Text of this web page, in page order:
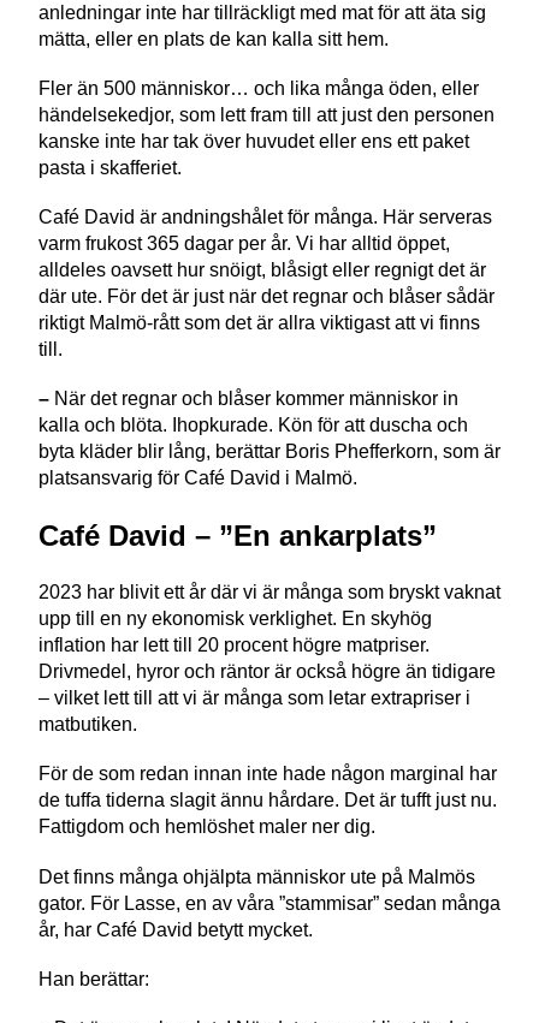
anledningar inte har tillräckligt med mat för att äta sig
mätta, eller en plats de kan kalla sitt hem.
Fler än 500 människor… och lika många öden, eller
händelsekedjor, som lett fram till att just den personen
kanske inte har tak över huvudet eller ens ett paket
pasta i skafferiet.
Café David är andningshålet för många. Här serveras
varm frukost 365 dagar per år. Vi har alltid öppet,
alldeles oavsett hur snöigt, blåsigt eller regnigt det är
där ute. För det är just när det regnar och blåser sådär
riktigt Malmö-rått som det är allra viktigast att vi finns
till.
– När det regnar och blåser kommer människor in
kalla och blöta. Ihopkurade. Kön för att duscha och
byta kläder blir lång, berättar Boris Phefferkorn, som är
platsansvarig för Café David i Malmö.
Café David – ”En ankarplats”
2023 har blivit ett år där vi är många som bryskt vaknat
upp till en ny ekonomisk verklighet. En skyhög
inflation har lett till 20 procent högre matpriser.
Drivmedel, hyror och räntor är också högre än tidigare
– vilket lett till att vi är många som letar extrapriser i
matbutiken.
För de som redan innan inte hade någon marginal har
de tuffa tiderna slagit ännu hårdare. Det är tufft just nu.
Fattigdom och hemlöshet maler ner dig.
Det finns många ohjälpta människor ute på Malmös
gator. För Lasse, en av våra ”stammisar” sedan många
år, har Café David betytt mycket.
Han berättar: